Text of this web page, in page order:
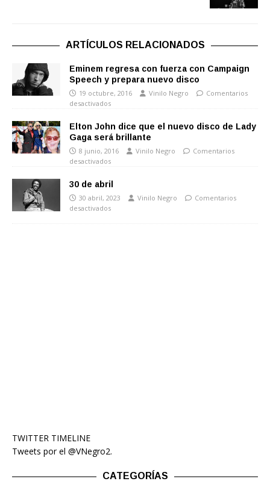
ARTÍCULOS RELACIONADOS
Eminem regresa con fuerza con Campaign
Speech y prepara nuevo disco
19 octubre, 2016 Vinilo Negro
Comentarios
desactivados
Elton John dice que el nuevo disco de Lady
Gaga será brillante
8 junio, 2016 Vinilo Negro
Comentarios
desactivados
30 de abril
30 abril, 2023 Vinilo Negro
Comentarios
desactivados
TWITTER TIMELINE
Tweets por el @VNegro2.
CATEGORÍAS